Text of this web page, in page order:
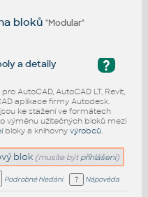
bloků"Modular"
?
a detaily
pro AutoCAD, AutoCAD LT, Revit,
aplikace firmy Autodesk.
ke stažení ve formátech
výměnu užitečných bloků mezi
bloky a knihovny výrobců.
blok (musíte být přihlášeni)
Podrobné hledání Nápověda